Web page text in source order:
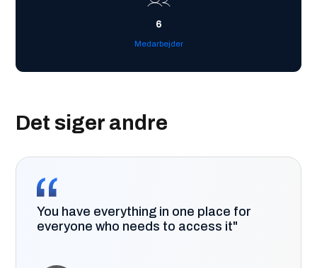
6
Medarbejder
Det siger andre
You have everything in one place for
everyone who needs to access it"